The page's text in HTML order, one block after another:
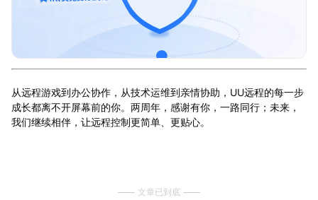
从远程游戏到办公协作，从技术运维到亲情协助，UU远程的每一步
成长都离不开屏幕前的你。两周年，感谢有你，一路同行；未来，
我们继续相伴，让远程控制更简单、更贴心。
文章已到底